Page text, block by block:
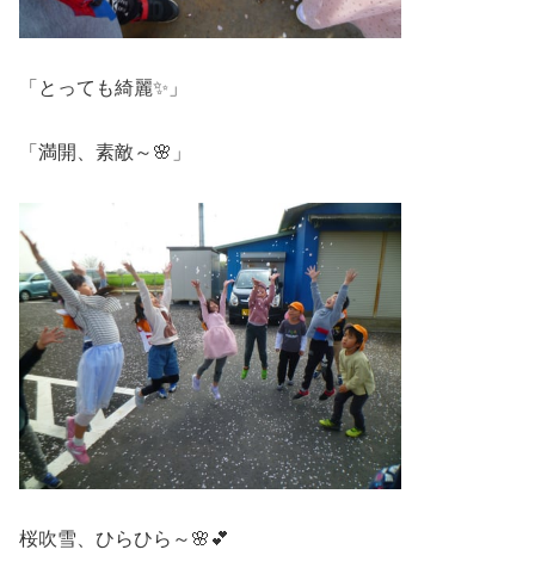
「とっても綺麗✨」
「満開、素敵～🌸」
桜吹雪、ひらひら～🌸💕